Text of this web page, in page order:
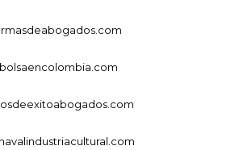
bolsaencolombia.com